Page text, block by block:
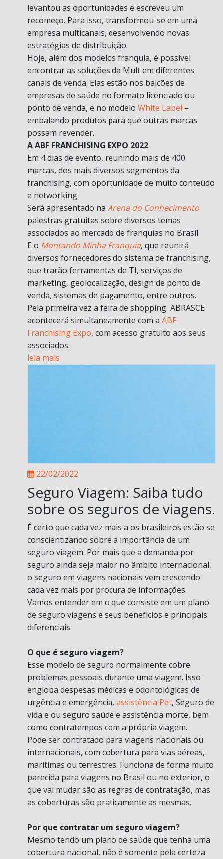
levantou as oportunidades e escreveu um
recomeço. Para isso, transformou-se em uma
empresa multicanais, desenvolvendo novas
estratégias de distribuição.
Hoje, além dos modelos franquia, é possível
encontrar as soluções da Mult em diferentes
canais de venda. Elas estão nos balcões de
empresas de saúde no formato licenciado ou
ponto de venda, e no modelo White Label –
embalando produtos para que outras marcas
possam revender.
A ABF FRANCHISING EXPO 2022
Em 4 dias de evento, reunindo mais de 400
marcas, dos mais diversos segmentos da
franchising, com oportunidade de muito conteúdo
e networking
Será apresentado na Arena do Conhecimento
palestras gratuitas sobre diversos temas
associados ao mercado de franquias no Brasil
E o Montando Minha Franquia, que reunirá
diversos fornecedores do sistema de franchising,
que trarão ferramentas de TI, serviços de
marketing, geolocalização, design de ponto de
venda, sistemas de pagamento, entre outros.
Pela primeira vez a feira de shopping ABRASCE
acontecerá simultaneamente com a ABF
Franchising Expo, com acesso gratuito aos seus
associados.
leia mais
22/02/2022
Seguro Viagem: Saiba tudo
sobre os seguros de viagens.
É certo que cada vez mais a os brasileiros estão se
conscientizando sobre a importância de um
seguro viagem. Por mais que a demanda por
seguro ainda seja maior no âmbito internacional,
o seguro em viagens nacionais vem crescendo
cada vez mais por procura de informações.
Vamos entender em o que consiste em um plano
de seguro viagens e seus benefícios e principais
diferenciais.
O que é seguro viagem?
Esse modelo de seguro normalmente cobre
problemas pessoais durante uma viagem. Isso
engloba despesas médicas e odontológicas de
urgência e emergência, assistência Pet, Seguro de
vida e ou seguro saúde e assistência morte, bem
como contratempos com a própria viagem.
Pode ser contratado para viagens nacionais ou
internacionais, com cobertura para vias aéreas,
marítimas ou terrestres. Funciona de forma muito
parecida para viagens no Brasil ou no exterior, o
que vai mudar são as regras de contratação, mas
as coberturas são praticamente as mesmas.
Por que contratar um seguro viagem?
Mesmo tendo um plano de saúde que tenha uma
cobertura nacional, não é somente pela certeza